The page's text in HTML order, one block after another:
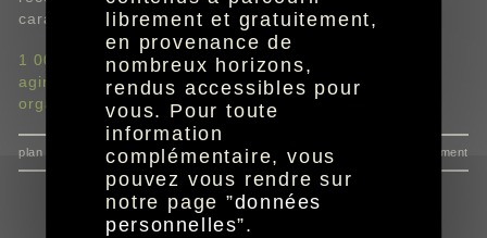
caractères agrandis ou audio Daisy surCD.
1 001 idées écologiques avec les enfants
agir pour ma planète
organiser un Noël plus écolo
plan du site données personnelles mentions consentement
librement et gratuitement,
en provenance de
nombreux horizons,
rendus accessibles pour
vous. Pour toute
information
complémentaire, vous
pouvez vous rendre sur
notre page ”données
personnelles”.